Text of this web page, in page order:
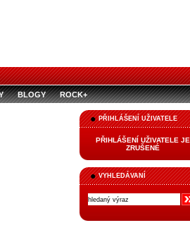
BLOGY ROCK+
PŘIHLÁŠENÍ UŽIVATELE
PŘIHLÁŠENÍ UŽIVATELE JE
ZRUŠENÉ
VYHLEDÁVANÍ